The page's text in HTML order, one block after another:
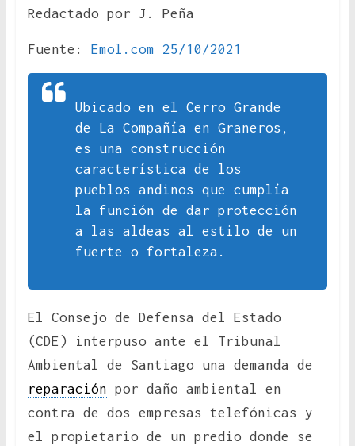
Redactado por J. Peña
Fuente: Emol.com 25/10/2021
Ubicado en el Cerro Grande
de La Compañía en Graneros,
es una construcción
característica de los
pueblos andinos que cumplía
la función de dar protección
a las aldeas al estilo de un
fuerte o fortaleza.
El Consejo de Defensa del Estado
(CDE) interpuso ante el Tribunal
Ambiental de Santiago una demanda de
reparación por daño ambiental en
contra de dos empresas telefónicas y
el propietario de un predio donde se